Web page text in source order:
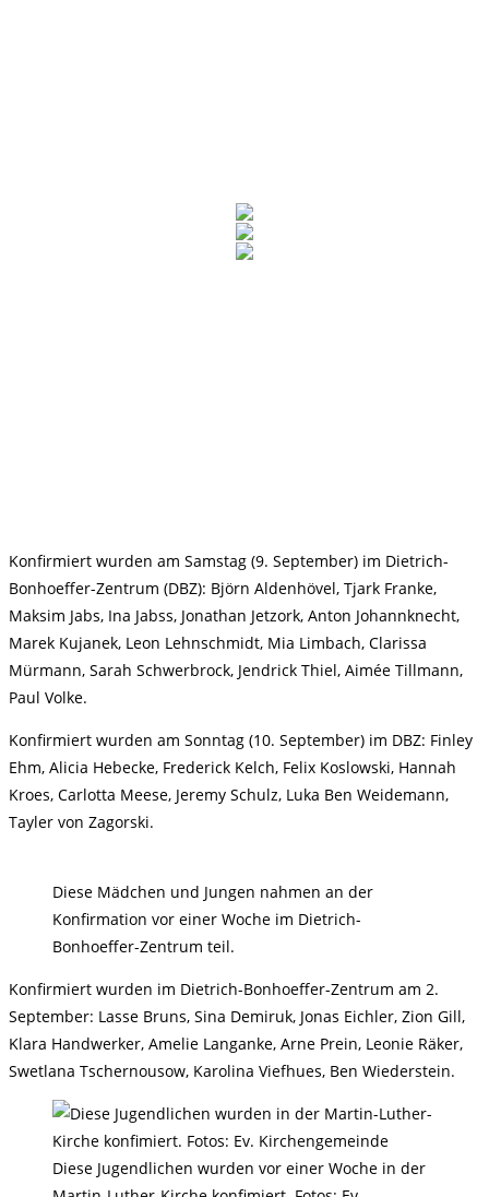
Konfirmiert wurden am Samstag (9. September) im Dietrich-
Bonhoeffer-Zentrum (DBZ): Björn Aldenhövel, Tjark Franke,
Maksim Jabs, Ina Jabss, Jonathan Jetzork, Anton Johannknecht,
Marek Kujanek, Leon Lehnschmidt, Mia Limbach, Clarissa
Mürmann, Sarah Schwerbrock, Jendrick Thiel, Aimée Tillmann,
Paul Volke.
Konfirmiert wurden am Sonntag (10. September) im DBZ: Finley
Ehm, Alicia Hebecke, Frederick Kelch, Felix Koslowski, Hannah
Kroes, Carlotta Meese, Jeremy Schulz, Luka Ben Weidemann,
Tayler von Zagorski.
Diese Mädchen und Jungen nahmen an der
Konfirmation vor einer Woche im Dietrich-
Bonhoeffer-Zentrum teil.
Konfirmiert wurden im Dietrich-Bonhoeffer-Zentrum am 2.
September: Lasse Bruns, Sina Demiruk, Jonas Eichler, Zion Gill,
Klara Handwerker, Amelie Langanke, Arne Prein, Leonie Räker,
Swetlana Tschernousow, Karolina Viefhues, Ben Wiederstein.
Diese Jugendlichen wurden vor einer Woche in der